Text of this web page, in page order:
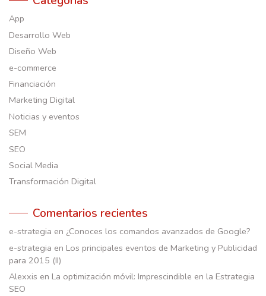
App
Desarrollo Web
Diseño Web
e-commerce
Financiación
Marketing Digital
Noticias y eventos
SEM
SEO
Social Media
Transformación Digital
Comentarios recientes
e-strategia en ¿Conoces los comandos avanzados de Google?
e-strategia en Los principales eventos de Marketing y Publicidad
para 2015 (II)
Alexxis en La optimización móvil: Imprescindible en la Estrategia
SEO